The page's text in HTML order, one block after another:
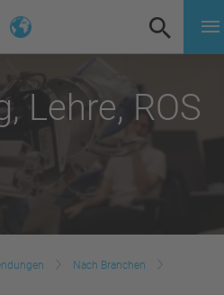
Lehre, ROS
Nach Branchen